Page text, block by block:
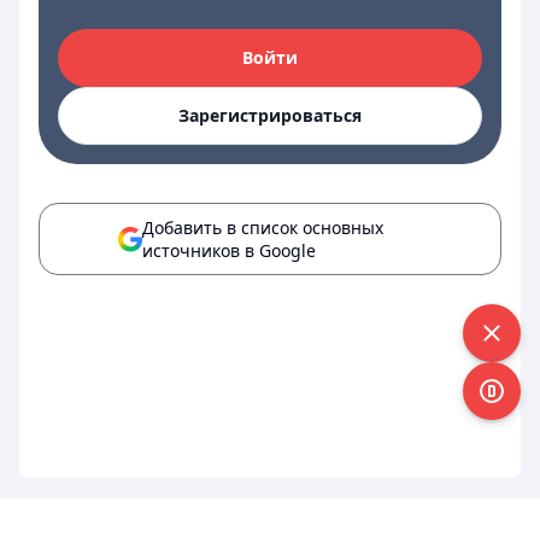
Войти
Зарегистрироваться
Добавить в список основных
источников в Google